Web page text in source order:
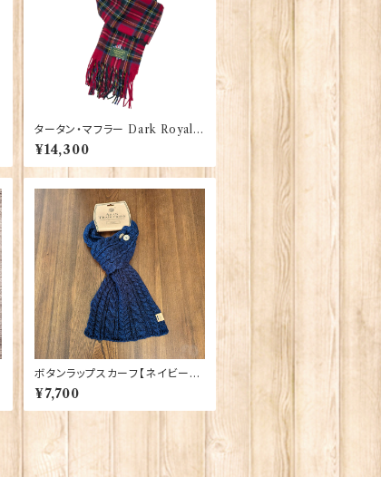
タータン・マフラー Dark Royal S
tewart 【Glencroft】 00207_D
RS
¥14,300
ボタンラップスカーフ【ネイビー】A
ran Traditions 00176〔SCAR-
28〕
¥7,700